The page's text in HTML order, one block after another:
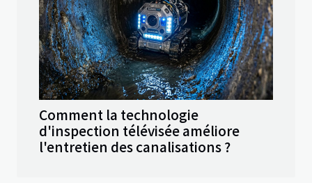
Comment la technologie
d'inspection télévisée améliore
l'entretien des canalisations ?